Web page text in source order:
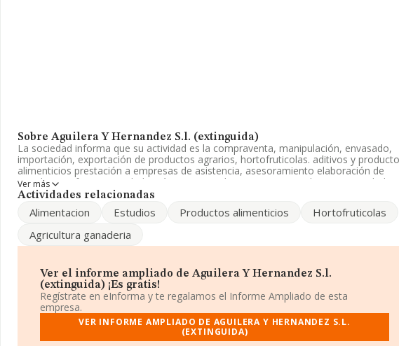
Sobre Aguilera Y Hernandez S.l. (extinguida)
La sociedad informa que su actividad es la compraventa, manipulación, envasado,
importación, exportación de productos agrarios, hortofruticolas. aditivos y
alimenticios prestación a empresas de asistencia, asesoramiento elaboración de
estudios e info. La sociedad está inscrita en el Registro Mercantil como Sociedad
Limitada. La actividad de referencia CNAE corresponde a 'Comercio al por mayor de
compañía no tiene actividad en mercados exteriores.
Según la Recomendación 2003/361/CE de la Comisión, de 6 de mayo de 2003, sobre
la definición de microempresas, pequeñas y medianas empresas, la compañía entra
han crecido un 386%. La plantilla permanece igual y teniendo en cuenta la
disponible en INFORMA, ha dispuesto de un número de empleados por debajo de la
media de sector.
Su teléfono es 955666666.
La compañíaAguilera y Hernandez S.L. (extinguida), NIF B41648288, se
Ver más
Actividades relacionadas
Alimentacion Estudios Productos alimenticios
Hortofruticolas
Agricultura ganaderia
Ver el informe ampliado de Aguilera Y Hernandez S.l.
(extinguida) ¡Es gratis!
Regístrate en eInforma y te regalamos el Informe Ampliado de esta
empresa.
VER INFORME AMPLIADO DE AGUILERA Y HERNANDEZ S.L.
(EXTINGUIDA)